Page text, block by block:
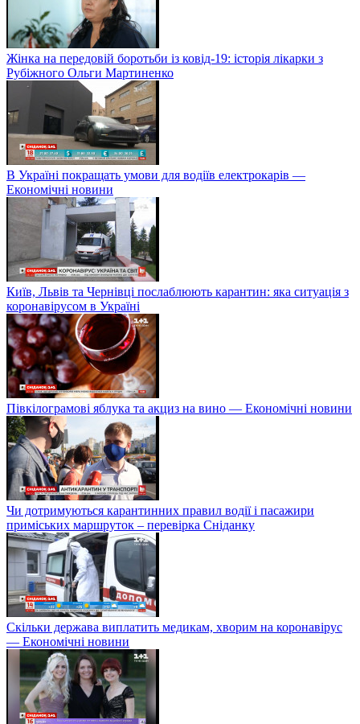
Жінка на передовій боротьби із ковід-19: історія лікарки з
Рубіжного Ольги Мартиненко
В Україні покращать умови для водіїв електрокарів —
Економічні новини
Київ, Львів та Чернівці послаблюють карантин: яка ситуація з
коронавірусом в Україні
Півкілограмові яблука та акциз на вино — Економічні новини
Чи дотримуються карантинних правил водії і пасажири
приміських маршруток – перевірка Сніданку
Скільки держава виплатить медикам, хворим на коронавірус
— Економічні новини